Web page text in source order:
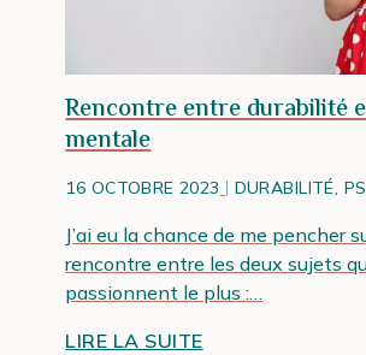
Rencontre entre durabilité
mentale
16 OCTOBRE 2023 DURABILITÉ,
J’ai eu la chance de me pencher
rencontre entre les deux sujets
passionnent le plus :…
LIRE LA SUITE